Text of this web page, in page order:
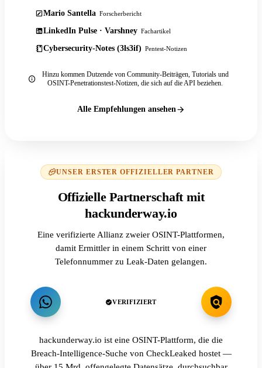
Mario Santella Forscherbericht
LinkedIn Pulse · Varshney Fachartikel
Cybersecurity-Notes (3ls3if) Pentest-Notizen
Hinzu kommen Dutzende von Community-Beiträgen, Tutorials und
OSINT-Penetrationstest-Notizen, die sich auf die API beziehen.
Alle Empfehlungen ansehen
UNSER ERSTER OFFIZIELLER PARTNER
Offizielle Partnerschaft mit
hackunderway.io
Eine verifizierte Allianz zweier OSINT-Plattformen,
damit Ermittler in einem Schritt von einer
Telefonnummer zu Leak-Daten gelangen.
VERIFIZIERT
hackunderway.io ist eine OSINT-Plattform, die die
Breach-Intelligence-Suche von CheckLeaked hostet —